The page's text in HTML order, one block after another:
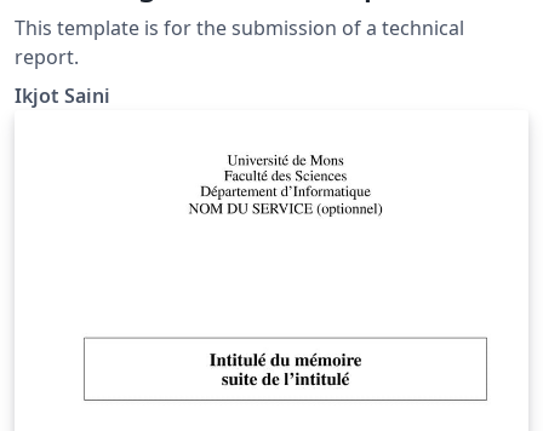
This template is for the submission of a technical
report.
Ikjot Saini